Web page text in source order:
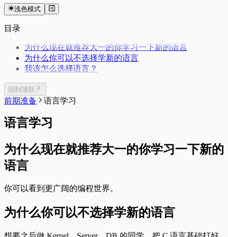
浅色模式
目录
为什么现在就推荐大一的你学习一下新的语言
为什么你可以不选择学新的语言
我该怎么选择语言？
回到顶部
前期准备 语言学习
语言学习
为什么现在就推荐大一的你学习一下新的
语言
你可以看到更广阔的编程世界。
为什么你可以不选择学新的语言